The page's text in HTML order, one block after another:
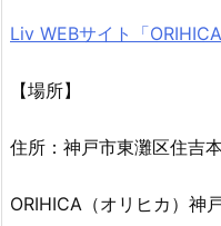
Liv WEBサイト「
【場所】
住所：神戸市東灘区住吉
ORIHICA（オリヒカ）神